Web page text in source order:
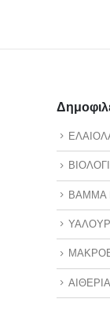
ΒΑΜΜΑ